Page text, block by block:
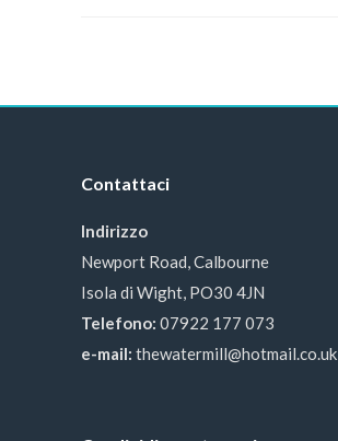
Contattaci
Indirizzo
Newport Road, Calbourne
Isola di Wight, PO30 4JN
Telefono: 07922 177 073
e-mail: thewatermill@hotmail.co.uk